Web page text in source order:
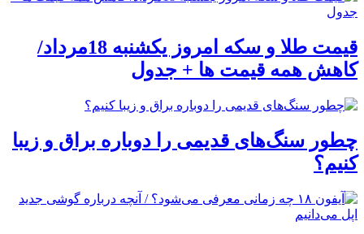
قیمت طلا و سکه امروز یکشنبه 18مرداد/
کاهش همه قیمت ها + جدول
چطور سنگ‌های قدیمی را دوباره براق و زیبا
کنیم؟